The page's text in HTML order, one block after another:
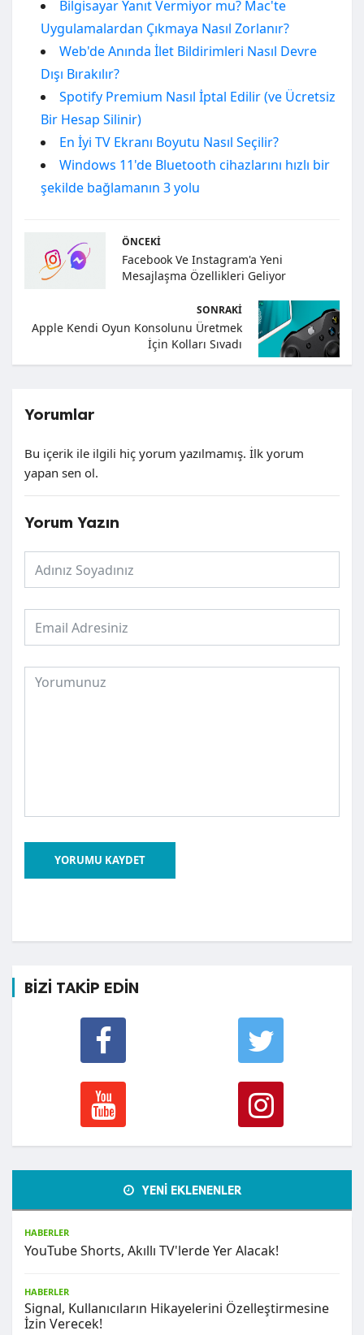
Bilgisayar Yanıt Vermiyor mu? Mac'te
Uygulamalardan Çıkmaya Nasıl Zorlanır?
Web'de Anında İlet Bildirimleri Nasıl Devre
Dışı Bırakılır?
Spotify Premium Nasıl İptal Edilir (ve Ücretsiz
Bir Hesap Silinir)
En İyi TV Ekranı Boyutu Nasıl Seçilir?
Windows 11'de Bluetooth cihazlarını hızlı bir
şekilde bağlamanın 3 yolu
ÖNCEKI
Facebook Ve Instagram'a Yeni
Mesajlaşma Özellikleri Geliyor
SONRAKI
Apple Kendi Oyun Konsolunu Üretmek
İçin Kolları Sıvadı
Yorumlar
Bu içerik ile ilgili hiç yorum yazılmamış. İlk yorum
yapan sen ol.
Yorum Yazın
YORUMU KAYDET
BİZİ TAKİP EDİN
YENİ EKLENENLER
HABERLER
YouTube Shorts, Akıllı TV'lerde Yer Alacak!
HABERLER
Signal, Kullanıcıların Hikayelerini Özelleştirmesine
İzin Verecek!